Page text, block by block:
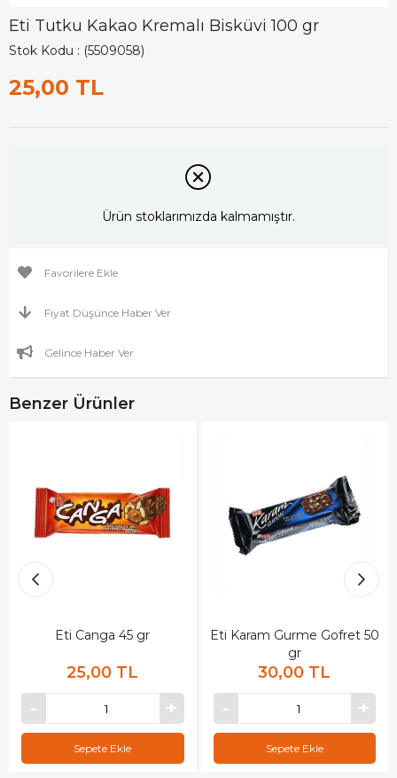
Eti Tutku Kakao Kremalı Bisküvi 100 gr
Stok Kodu (5509058)
25,00 TL
Ürün stoklarımızda kalmamıştır.
Favorilere Ekle
Fiyat Düşünce Haber Ver
Gelince Haber Ver
Benzer Ürünler
Eti Canga 45 gr
25,00 TL
Sepete Ekle
Eti Karam Gurme Gofret 50
gr
30,00 TL
Sepete Ekle